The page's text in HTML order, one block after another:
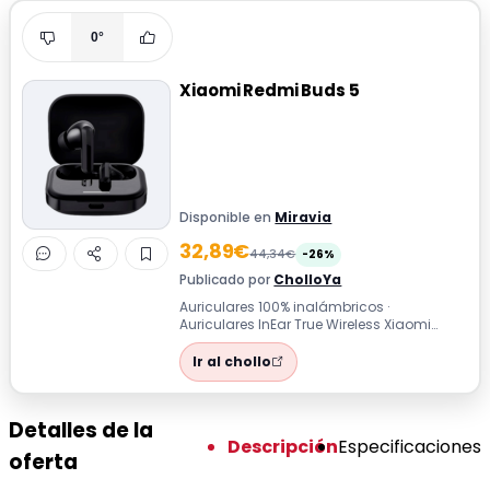
0°
Xiaomi Redmi Buds 5
Disponible en Miravia
32,89€44,34€ -26%
Publicado por CholloYa
Auriculares 100% inalámbricos ·
Auriculares InEar True Wireless Xiaomi
Redmi Buds 5 en color negro con
micrófono inte...
Ir al chollo
Detalles de la
oferta
DescripciónEspecificaciones